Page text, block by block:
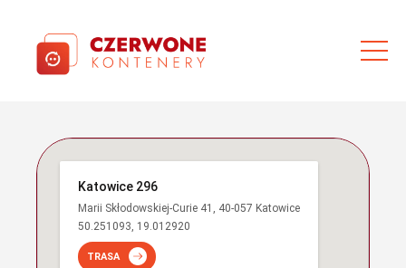
Katowice 296
Marii Skłodowskiej-Curie 41, 40-057 Katowice
50.251093, 19.012920
TRASA